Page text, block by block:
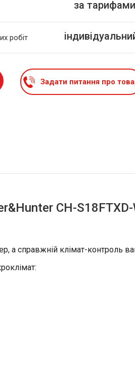
за
робіт
Задати питання про
CH-
а справжній клімат-контроль